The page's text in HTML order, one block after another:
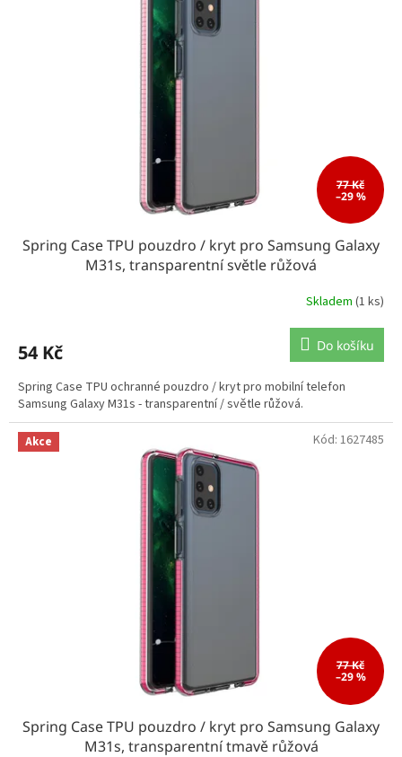
77 Kč
–29 %
Spring Case TPU pouzdro / kryt pro Samsung Galaxy
M31s, transparentní světle růžová
Skladem (1 ks)
54 Kč Do košíku
Spring Case TPU ochranné pouzdro / kryt pro mobilní telefon
Samsung Galaxy M31s - transparentní / světle růžová.
Akce
77 Kč
–29 %
Spring Case TPU pouzdro / kryt pro Samsung Galaxy
M31s, transparentní tmavě růžová
Kód: 1627485